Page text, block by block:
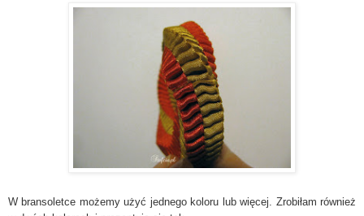
W bransoletce możemy użyć jednego koloru lub więcej. Zrobiłam również